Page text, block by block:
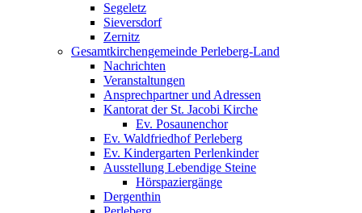
Segeletz
Sieversdorf
Zernitz
Gesamtkirchengemeinde Perleberg-Land
Nachrichten
Veranstaltungen
Ansprechpartner und Adressen
Kantorat der St. Jacobi Kirche
Ev. Posaunenchor
Ev. Waldfriedhof Perleberg
Ev. Kindergarten Perlenkinder
Ausstellung Lebendige Steine
Hörspaziergänge
Dergenthin